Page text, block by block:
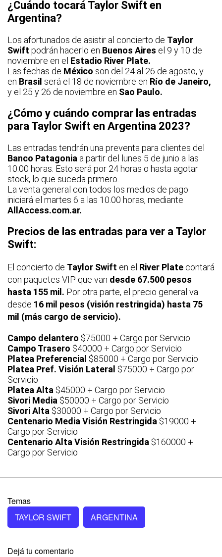
¿Cuándo tocará Taylor Swift en
Argentina?
Los afortunados de asistir al concierto de Taylor
Swift podrán hacerlo en Buenos Aires el 9 y 10 de
noviembre en el Estadio River Plate.
Las fechas de México son del 24 al 26 de agosto, y
en Brasil será el 18 de noviembre en Río de Janeiro,
y el 25 y 26 de noviembre en Sao Paulo.
¿Cómo y cuándo comprar las entradas
para Taylor Swift en Argentina 2023?
Las entradas tendrán una preventa para clientes del
Banco Patagonia a partir del lunes 5 de junio a las
10.00 horas. Esto será por 24 horas o hasta agotar
stock, lo que suceda primero.
La venta general con todos los medios de pago
iniciará el martes 6 a las 10.00 horas, mediante
AllAccess.com.ar.
Precios de las entradas para ver a Taylor
Swift:
El concierto de Taylor Swift en el River Plate contará
con paquetes VIP que van desde 67.500 pesos
hasta 155 mil. Por otra parte, el precio general va
desde 16 mil pesos (visión restringida) hasta 75
mil (más cargo de servicio).
Campo delantero $75000 + Cargo por Servicio
Campo Trasero $40000 + Cargo por Servicio
Platea Preferencial $85000 + Cargo por Servicio
Platea Pref. Visión Lateral $75000 + Cargo por
Servicio
Platea Alta $45000 + Cargo por Servicio
Sivori Media $50000 + Cargo por Servicio
Sivori Alta $30000 + Cargo por Servicio
Centenario Media Visión Restringida $19000 +
Cargo por Servicio
Centenario Alta Visión Restringida $160000 +
Cargo por Servicio
Temas
TAYLOR SWIFT
ARGENTINA
Dejá tu comentario